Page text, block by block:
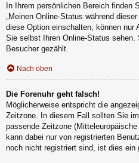
In Ihrem persönlichen Bereich finden
„Meinen Online-Status während
diese Option einschalten, können nur
Sie selbst Ihren Online-Status sehen.
Besucher gezählt.
Nach oben
Die Forenuhr geht falsch!
Möglicherweise entspricht die
Zeitzone. In diesem Fall sollten Sie
passende Zeitzone
kann dabei nur von registrierten
noch nicht registriert sind, ist dies ein